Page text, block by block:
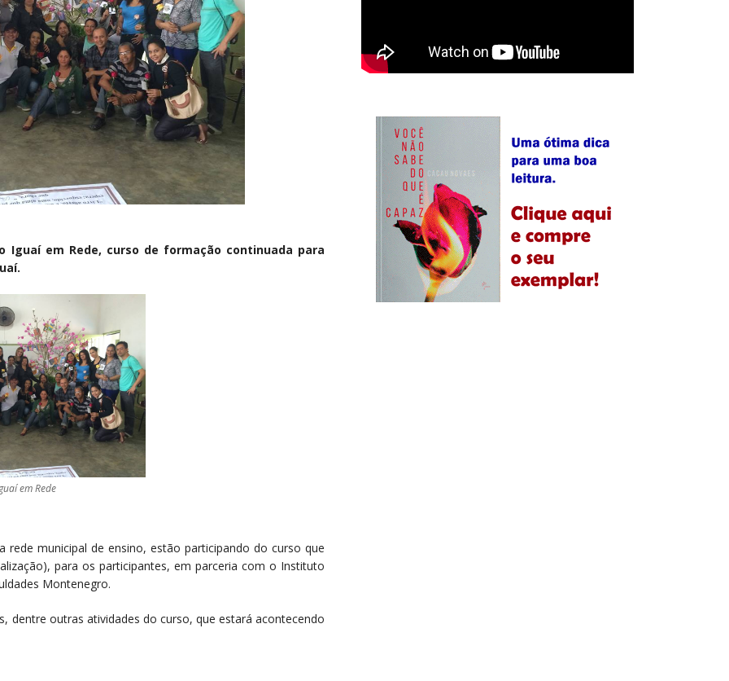
em Rede, curso de formação continuada para
em Rede
rede municipal de ensino, estão participando do curso que
para os participantes, em parceria com o Instituto
Montenegro.
dentre outras atividades do curso, que estará acontecendo